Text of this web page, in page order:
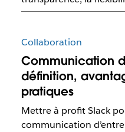
Collaboration
Communication
définition,
pratiques
Mettre à profit Slack
communication